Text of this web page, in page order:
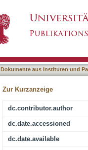
Dokumente aus Instituten und
Zur Kurzanzeige
dc.contributor.author
dc.date.accessioned
dc.date.available